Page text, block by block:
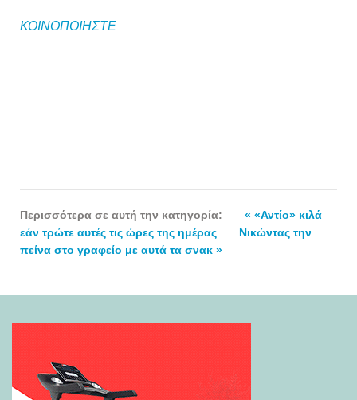
ΚΟΙΝΟΠΟΙΗΣΤΕ
Περισσότερα σε αυτή την κατηγορία:
« «Αντίο» κιλά
εάν τρώτε αυτές τις ώρες της ημέρας
Νικώντας την
πείνα στο γραφείο με αυτά τα σνακ »